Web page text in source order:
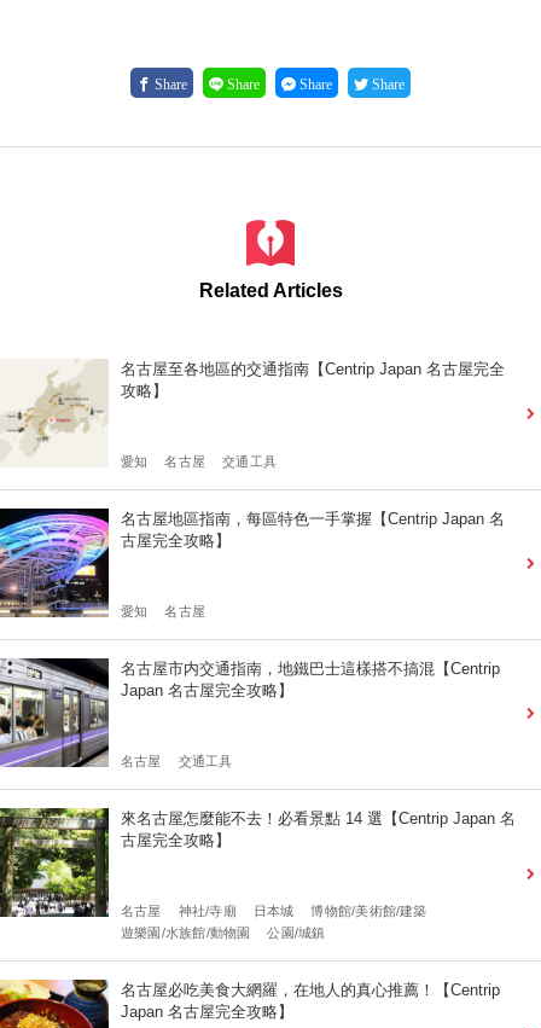
Share Share Share Share
Related Articles
名古屋至各地區的交通指南【Centrip Japan 名古屋完全
攻略】
愛知 名古屋 交通工具
名古屋地區指南，每區特色一手掌握【Centrip Japan 名
古屋完全攻略】
愛知 名古屋
名古屋市内交通指南，地鐵巴士這樣搭不搞混【Centrip
Japan 名古屋完全攻略】
名古屋 交通工具
來名古屋怎麼能不去！必看景點 14 選【Centrip Japan 名
古屋完全攻略】
名古屋 神社/寺廟 日本城
博物館/美術館/建築
遊樂園/水族館/動物園
公園/城鎮
名古屋必吃美食大網羅，在地人的真心推薦！【Centrip
Japan 名古屋完全攻略】